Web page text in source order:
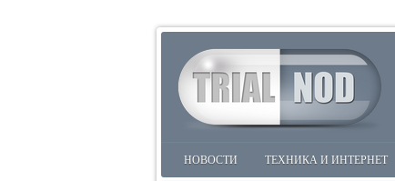
НОВОСТИ ТЕХНИКА И ИНТЕРНЕТ